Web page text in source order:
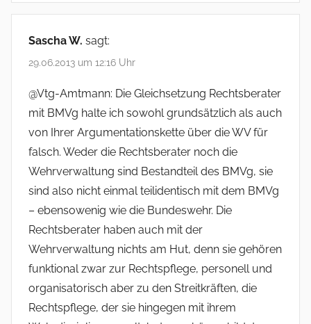
Sascha W. sagt:
29.06.2013 um 12:16 Uhr
@Vtg-Amtmann: Die Gleichsetzung Rechtsberater
mit BMVg halte ich sowohl grundsätzlich als auch
von Ihrer Argumentationskette über die WV für
falsch. Weder die Rechtsberater noch die
Wehrverwaltung sind Bestandteil des BMVg, sie
sind also nicht einmal teilidentisch mit dem BMVg
– ebensowenig wie die Bundeswehr. Die
Rechtsberater haben auch mit der
Wehrverwaltung nichts am Hut, denn sie gehören
funktional zwar zur Rechtspflege, personell und
organisatorisch aber zu den Streitkräften, die
Rechtspflege, der sie hingegen mit ihrem